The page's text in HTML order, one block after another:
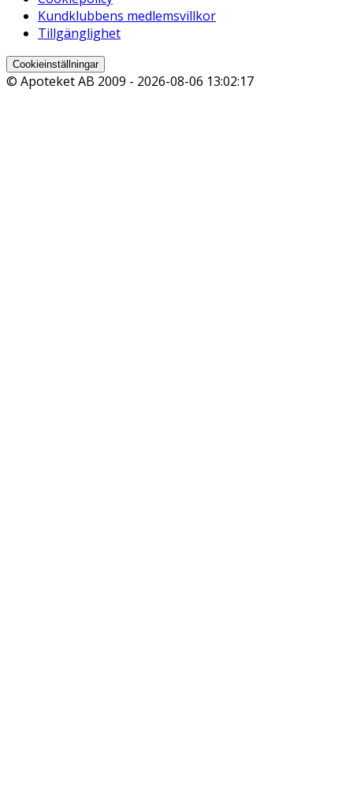
Kundklubbens medlemsvillkor
Tillgänglighet
Cookieinställningar
© Apoteket AB 2009 - 2026-08-06 13:02:17